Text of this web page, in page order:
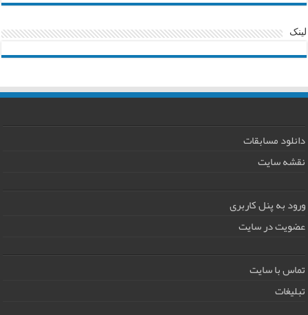
لینک
دانلود مسابقات
نقشه سایت
ورود به پنل کاربری
عضویت در سایت
تماس با سایت
تبلیغات